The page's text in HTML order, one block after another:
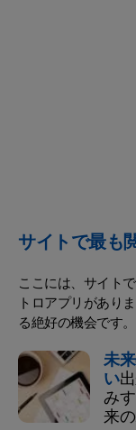
サイトで最も
ここには、サイト
トロアプリがあり
る絶好の機会です。
未
い
み
来